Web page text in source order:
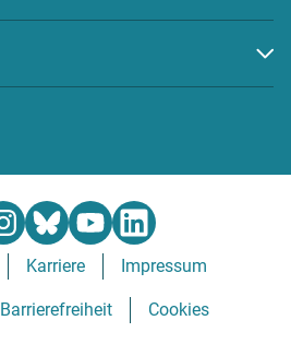
Karriere Impressum
Barrierefreiheit Cookies